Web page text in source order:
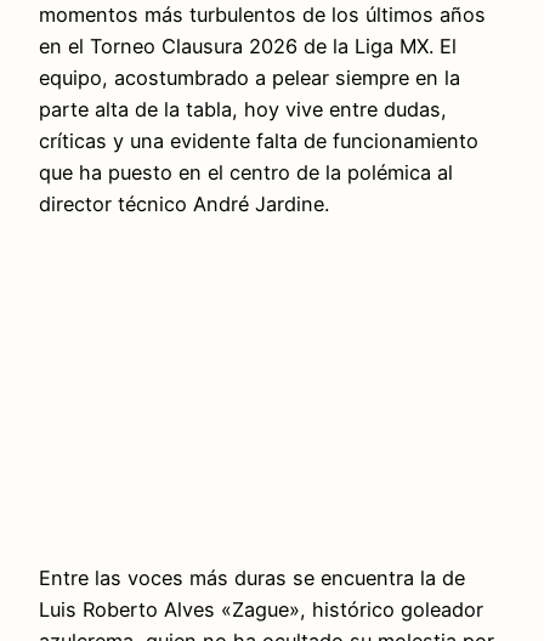
momentos más turbulentos de los últimos años
en el Torneo Clausura 2026 de la Liga MX. El
equipo, acostumbrado a pelear siempre en la
parte alta de la tabla, hoy vive entre dudas,
críticas y una evidente falta de funcionamiento
que ha puesto en el centro de la polémica al
director técnico André Jardine.
Entre las voces más duras se encuentra la de
Luis Roberto Alves «Zague», histórico goleador